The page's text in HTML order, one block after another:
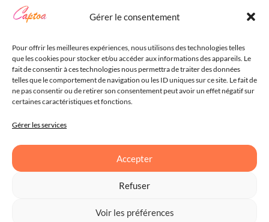
Gérer le consentement
Pour offrir les meilleures expériences, nous utilisons des technologies telles
que les cookies pour stocker et/ou accéder aux informations des appareils. Le
fait de consentir à ces technologies nous permettra de traiter des données
telles que le comportement de navigation ou les ID uniques sur ce site. Le fait de
ne pas consentir ou de retirer son consentement peut avoir un effet négatif sur
certaines caractéristiques et fonctions.
Gérer les services
Accepter
Refuser
Voir les préférences
Création de site internet
Restaurant
Création de site internet Hôtel
86 rue Pierre et Marie
34430 Saint Jean de
Védas
Du lundi au vendredi de
9h à 18h
de confidentialité